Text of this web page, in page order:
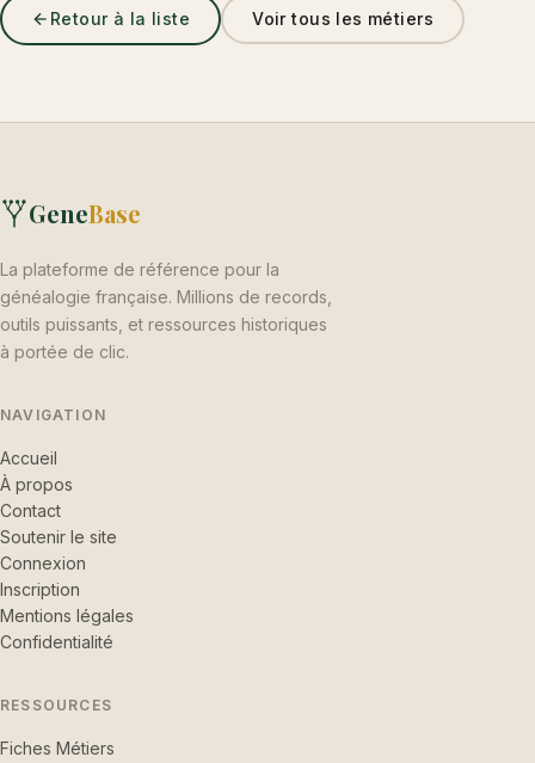
Retour à la liste Voir tous les métiers
GeneBase
La plateforme de référence pour la
généalogie française. Millions de records,
outils puissants, et ressources historiques
à portée de clic.
NAVIGATION
Accueil
À propos
Contact
Soutenir le site
Connexion
Inscription
Mentions légales
Confidentialité
RESSOURCES
Fiches Métiers